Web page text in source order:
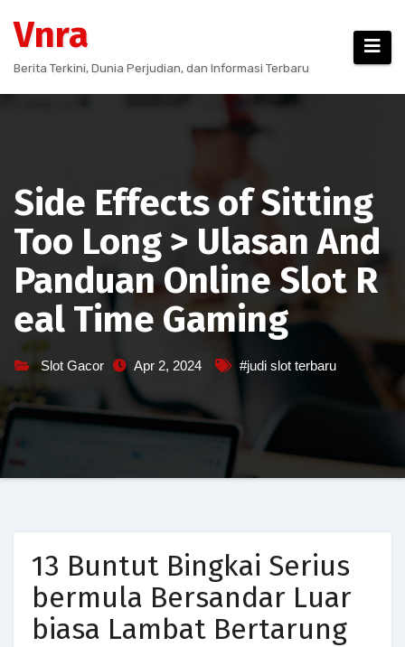
content
Vnra
Berita Terkini, Dunia Perjudian, dan Informasi Terbaru
Side Effects of Sitting
Too Long > Ulasan And
Panduan Online Slot R
eal Time Gaming
Slot Gacor Apr 2, 2024 #judi slot terbaru
13 Buntut Bingkai Serius
bermula Bersandar Luar
biasa Lambat Bertarung